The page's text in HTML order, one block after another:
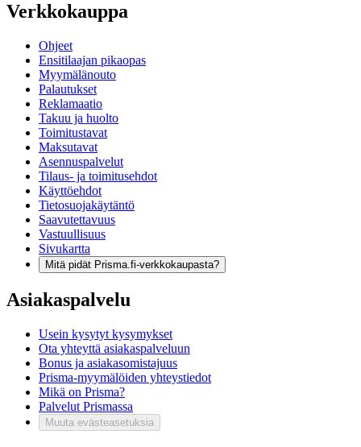
Verkkokauppa
Ohjeet
Ensitilaajan pikaopas
Myymälänouto
Palautukset
Reklamaatio
Takuu ja huolto
Toimitustavat
Maksutavat
Asennuspalvelut
Tilaus- ja toimitusehdot
Käyttöehdot
Tietosuojakäytäntö
Saavutettavuus
Vastuullisuus
Sivukartta
Mitä pidät Prisma.fi-verkkokaupasta?
Asiakaspalvelu
Usein kysytyt kysymykset
Ota yhteyttä asiakaspalveluun
Bonus ja asiakasomistajuus
Prisma-myymälöiden yhteystiedot
Mikä on Prisma?
Palvelut Prismassa
Muuta evästeasetuksia